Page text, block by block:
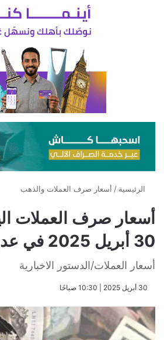
الرئيسية / أسعار صرف العملات والذهب
أسعار صرف العملات
30 أبريل 2025 في عدن وصنعاء
أسعار العملات/الدستور الاخبارية
​30 أبريل 2025 | 10:30 صباحًا